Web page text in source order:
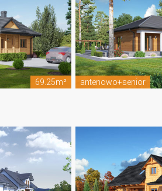
69.25m² antenowo+senior